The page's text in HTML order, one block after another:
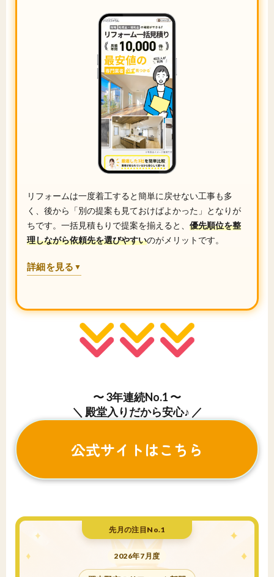
リフォームは一度着工すると簡単に戻せない工事も多
く、後から「別の提案も見ておけばよかった」となりが
ちです。一括見積もりで提案を揃えると、 優先順位を整
理しながら依頼先を選びやすいのがメリットです。
詳細を見る ▼
〜 3年連続No.1 〜
＼ 殿堂入りだから安心♪ ／
公式サイトはこちら
先月の注目No.1
2026年7月度